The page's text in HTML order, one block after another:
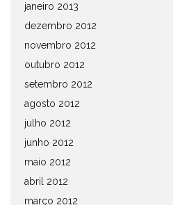
janeiro 2013
dezembro 2012
novembro 2012
outubro 2012
setembro 2012
agosto 2012
julho 2012
junho 2012
maio 2012
abril 2012
março 2012